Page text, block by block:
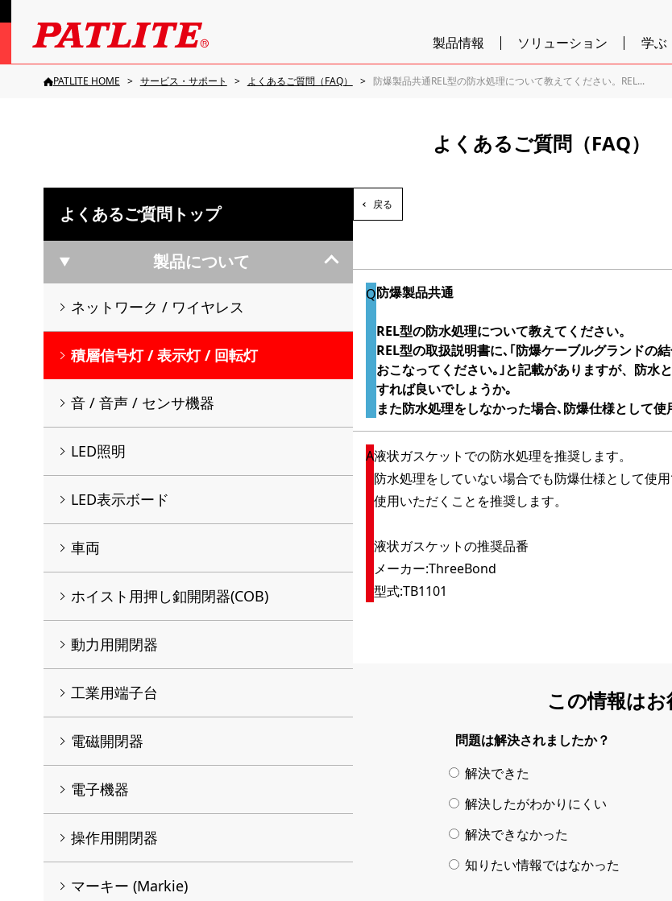
製品情報 ソリューション 学ぶ
PATLITE HOME サービス・サポート よくあるご質問（FAQ） 防爆製品共通REL型の防水処理について教えてください。REL...
よくあるご質問（FAQ）
戻る
防爆製品共通
REL型の防水処理について教えてください。
REL型の取扱説明書に､｢防爆ケーブルグランドの
おこなってください｡｣と記載がありますが、防水
すれば良いでしょうか｡
また防水処理をしなかった場合､防爆仕様として使
液状ガスケットでの防水処理を推奨します。
防水処理をしていない場合でも防爆仕様として使
使用いただくことを推奨します。
液状ガスケットの推奨品番
メーカー:ThreeBond
型式:TB1101
この情報は
問題は解決されましたか？
解決できた
解決したがわかりにくい
解決できなかった
知りたい情報ではなかった
よくあるご質問トップ
製品について
ネットワーク / ワイヤレス
積層信号灯 / 表示灯 / 回転灯
音 / 音声 / センサ機器
LED照明
LED表示ボード
車両
ホイスト用押し釦開閉器(COB)
動力用開閉器
工業用端子台
電磁開閉器
電子機器
操作用開閉器
マーキー (Markie)